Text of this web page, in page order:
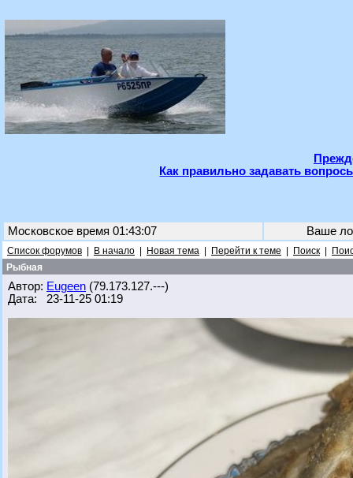
Как правильно задавать
Московское время 01:43:07 Ваше
Список форумов В начало Новая тема Перейти к теме Поиск
Рыбная
Автор: Eugeen (79.173.127.---)
Дата: 23-11-25 01:19